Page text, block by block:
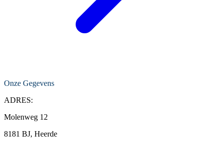
Onze Gegevens
ADRES:
Molenweg 12
8181 BJ, Heerde